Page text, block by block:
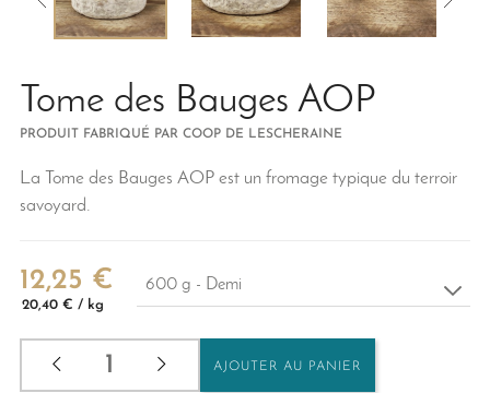
Tome des Bauges AOP
PRODUIT FABRIQUÉ PAR COOP DE LESCHERAINE
La Tome des Bauges AOP est un fromage typique du terroir
savoyard.
12,25 €
20,40 € / kg
AJOUTER AU PANIER